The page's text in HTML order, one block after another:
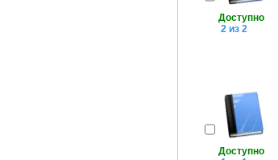
Доступно
2 из 2
Доступно